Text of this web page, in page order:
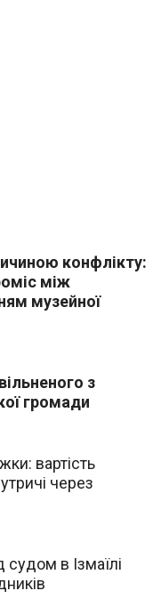
конфлікту:
між
музейної
з
громади
вартість
через
в Ізмаїлі